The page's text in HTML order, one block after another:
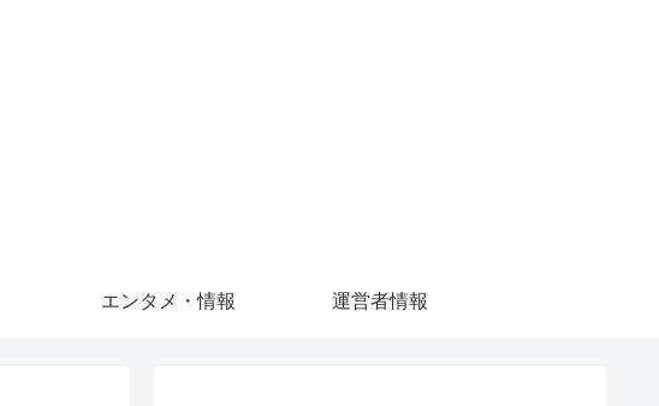
エンタメ・情報 運営者情報